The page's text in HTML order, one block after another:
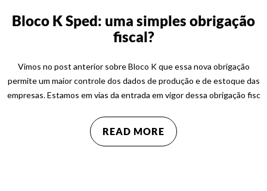
Bloco K Sped: uma simples obrigação
fiscal?
Vimos no post anterior sobre Bloco K que essa nova obrigação
permite um maior controle dos dados de produção e de estoque das
empresas. Estamos em vias da entrada em vigor dessa obrigação fisc
READ MORE